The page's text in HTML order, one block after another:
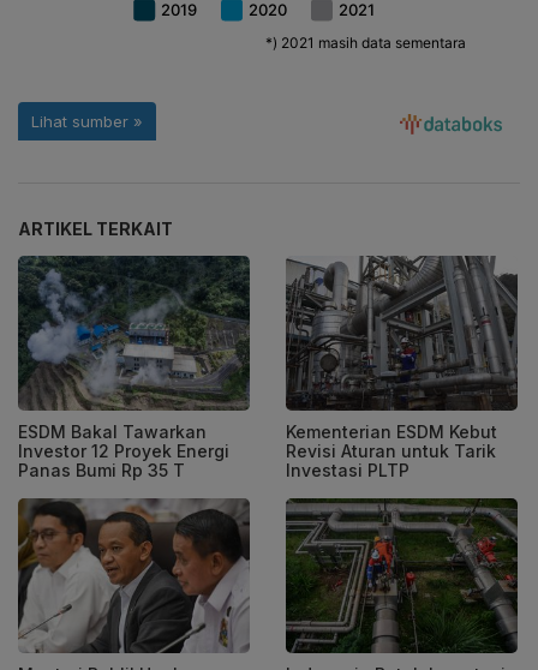
ARTIKEL TERKAIT
ESDM Bakal Tawarkan
Investor 12 Proyek Energi
Panas Bumi Rp 35 T
Kementerian ESDM Kebut
Revisi Aturan untuk Tarik
Investasi PLTP